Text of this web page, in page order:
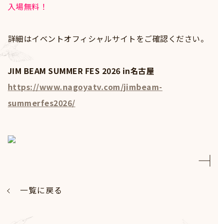
入場無料！
詳細はイベントオフィシャルサイトをご確認ください。
JIM BEAM SUMMER FES 2026 in名古屋
https://www.nagoyatv.com/jimbeam-
summerfes2026/
一覧に戻る